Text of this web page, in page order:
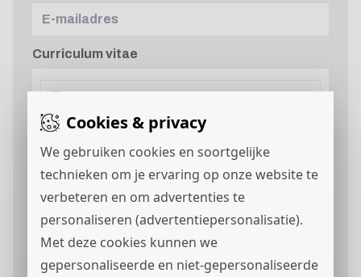
Cookies & privacy
We gebruiken cookies en soortgelijke
technieken om je ervaring op onze website te
verbeteren en om advertenties te
personaliseren (advertentiepersonalisatie).
Met deze cookies kunnen we
gepersonaliseerde en niet-gepersonaliseerde
Curriculum vitae
Motivatie